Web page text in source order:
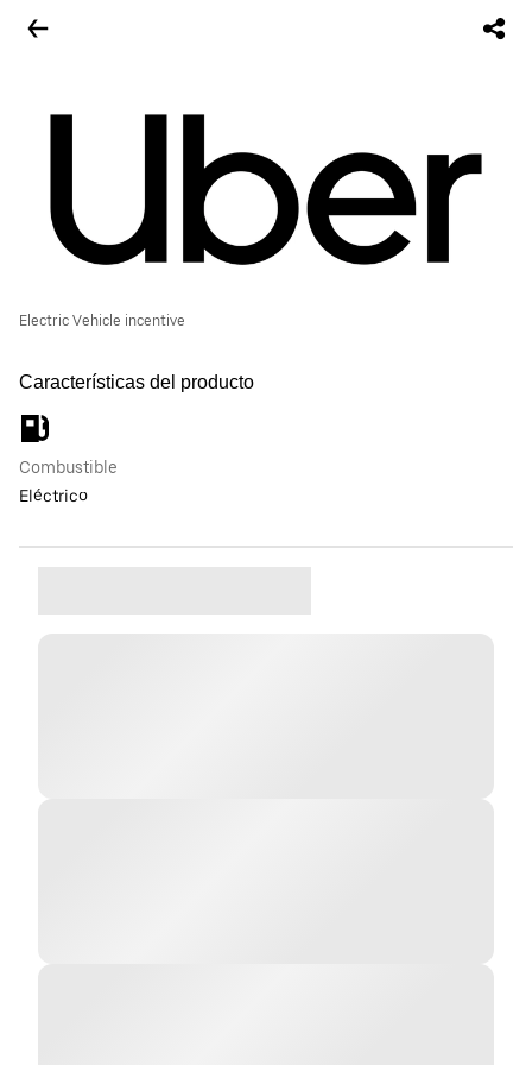
Electric Vehicle incentive
Características del producto
Combustible
Eléctrico